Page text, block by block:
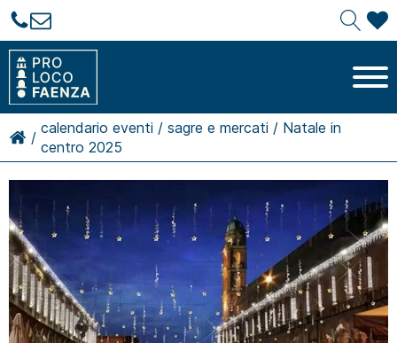
/
calendario eventi / sagre e mercati / Natale in
centro 2025